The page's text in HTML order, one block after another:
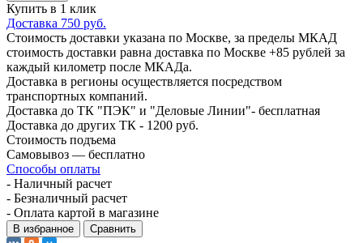
Купить в 1 клик
Доставка 750 руб.
Стоимость доставки указана по Москве, за пределы МКАД
стоимость доставки равна доставка по Москве +85 рублей за
каждый километр после МКАДа.
Доставка в регионы осуществляется посредством
транспортных компаний.
Доставка до ТК "ПЭК" и "Деловые Линии"- бесплатная
Доставка до других ТК - 1200 руб.
Стоимость подъема
Самовывоз — бесплатно
Способы оплаты
- Наличный расчет
- Безналичный расчет
- Оплата картой в магазине
В избранное Сравнить